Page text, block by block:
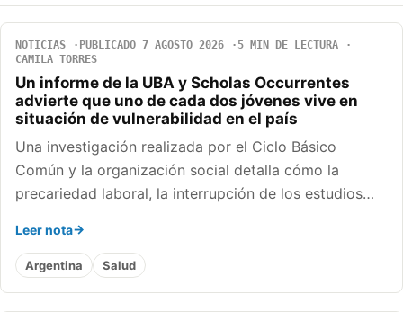
NOTICIAS PUBLICADO 7 AGOSTO 2026
5 MIN DE LECTURA
CAMILA TORRES
Un informe de la UBA y Scholas Occurrentes
advierte que uno de cada dos jóvenes vive en
situación de vulnerabilidad en el país
Una investigación realizada por el Ciclo Básico
Común y la organización social detalla cómo la
precariedad laboral, la interrupción de los estudios…
Leer nota
Argentina Salud